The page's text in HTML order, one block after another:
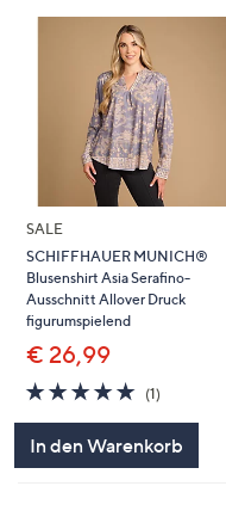
SALE
SCHIFFHAUER MUNICH®
Blusenshirt Asia Serafino-
Ausschnitt Allover Druck
figurumspielend
€ 26,99
5.0
von
(1)1
In den Warenkorb